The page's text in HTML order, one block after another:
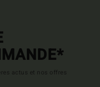
actus et nos offres